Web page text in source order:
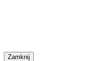
Zamknij